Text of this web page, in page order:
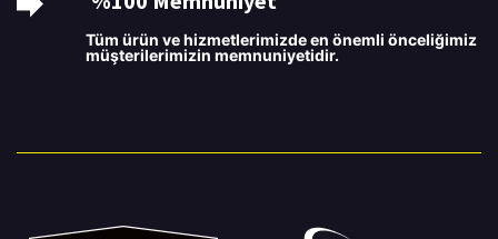
Tüm ürün ve hizmetlerimizde en önemli önceliğimiz
müşterilerimizin memnuniyetidir.